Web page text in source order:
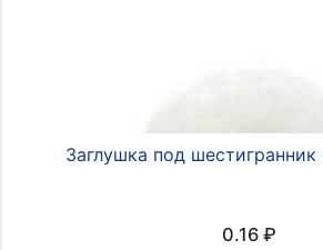
Заглушка под
0.16 ₽